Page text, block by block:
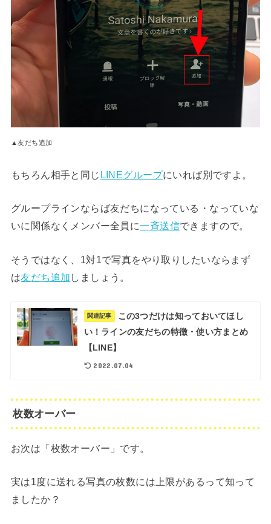
▲友だち追加
もちろん相手と同じ LINEグループにいれば別ですよ。
グループラインならば友だちになっている・なっていな
いに関係なくメンバー全員に一斉送信できますので。
そうではなく、1対1で写真をやり取りしたいならまず
は友だち追加 しましょう。
関連記事
この3つだけは知っておいてほし
い！ラインの友だちの特徴・使い方まとめ
【LINE】
2022.07.04
枚数オーバー
お次は「枚数オーバー」です。
実は1度に送れる写真の枚数には上限があるって知って
ましたか？